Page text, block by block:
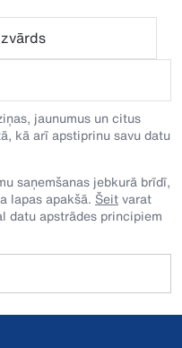
jaunumus un citus
kā arī apstiprinu savu datu
saņemšanas jebkurā brīdī,
lapas apakšā. Šeitvarat
datu apstrādes principiem